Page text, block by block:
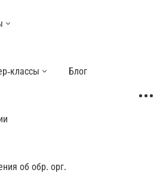
классы Блог
об обр. орг.